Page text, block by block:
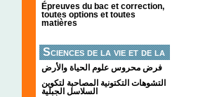
Épreuves du bac et correction,
toutes options et toutes
matières
Sciences de la vie et de la
terre
فرض محروس علوم الحياة والأرض
التشوهات التكتونیة المصاحبة لتكوین
السلاسل الجبلیة